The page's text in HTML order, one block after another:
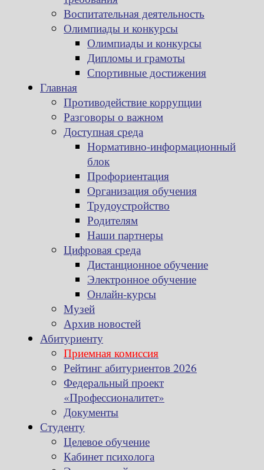
Воспитательная деятельность
Олимпиады и конкурсы
Олимпиады и конкурсы
Дипломы и грамоты
Спортивные достижения
Главная
Противодействие коррупции
Разговоры о важном
Доступная среда
Нормативно-информационный
блок
Профориентация
Организация обучения
Трудоустройство
Родителям
Наши партнеры
Цифровая среда
Дистанционное обучение
Электронное обучение
Онлайн-курсы
Музей
Архив новостей
Абитуриенту
Приемная комиссия
Рейтинг абитуриентов 2026
Федеральный проект
«Профессионалитет»
Документы
Студенту
Целевое обучение
Кабинет психолога